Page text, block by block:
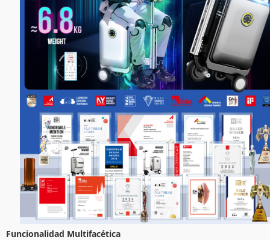
Funcionalidad Multifacética